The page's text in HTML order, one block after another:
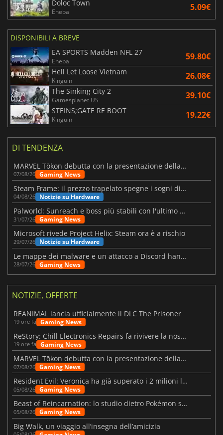
Doloc Town
Eneba 5.09€
DISPONIBILI A BREVE
EA SPORTS Madden NFL 27
Eneba 59.80€
Hell Let Loose Vietnam
Kinguin 26.08€
The Sinking City 2
Gamesplanet US 39.10€
STEINS;GATE RE BOOT
Kinguin 19.22€
DI TENDENZA
MARVEL Tōkon debutta con la presentazione della roadmap per il primo anno
07/08/26 Gaming News
Steam Frame: il prezzo trapelato spegne i sogni di un VR economico
04/08/26 Notizie su Hardware
Palworld: Sunreach e boss più stabili con l'ultimo update
31/07/26 Gaming News
Microsoft rivede Project Helix: Steam ora è a rischio
29/07/26 Notizie su Hardware
Le mappe dei malware e un attacco a Discord hanno colpito Meccha Chameleon
28/07/26 Gaming News
NOTIZIE, OFFERTE
REANIMAL lancia ufficialmente il DLC The Prisoner
19 ore fa Gaming News
ReStory: Chill Electronics Repairs fa rivivere la nostalgia degli anni 2000
19 ore fa Gaming News
MARVEL Tōkon debutta con la presentazione della roadmap per il primo anno
07/08/26 Gaming News
Resident Evil: Veronica ha già superato i 2 milioni liste dei desideri
05/08/26 Gaming News
Beast of Reincarnation: lo studio dietro Pokémon su una nuova strada
05/08/26 Gaming News
Big Walk, un viaggio all’insegna dell’amicizia